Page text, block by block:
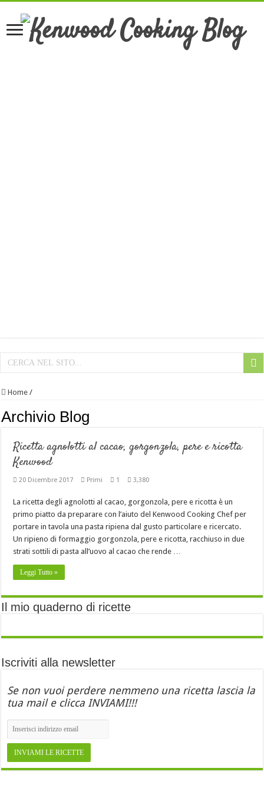
Home /
Archivio Blog
Ricetta agnolotti al cacao, gorgonzola, pere e ricotta
Kenwood
20 Dicembre 2017 Primi 1 3,380
La ricetta degli agnolotti al cacao, gorgonzola, pere e ricotta è un
primo piatto da preparare con l’aiuto del Kenwood Cooking Chef per
portare in tavola una pasta ripiena dal gusto particolare e ricercato.
Un ripieno di formaggio gorgonzola, pere e ricotta, racchiuso in due
strati sottili di pasta all’uovo al cacao che rende …
Leggi Tutto »
Il mio quaderno di ricette
Iscriviti alla newsletter
Se non vuoi perdere nemmeno una ricetta lascia la
tua mail e clicca INVIAMI!!!